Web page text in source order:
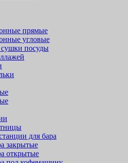
прямые
угловые
посуды
для бара
закрытые
открытые